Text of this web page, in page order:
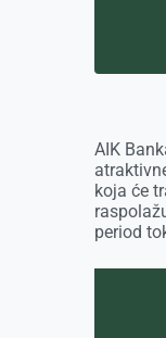
AIK
koja će
period